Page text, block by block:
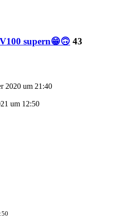
supern😁🙃 43
2020 um 21:40
um 12:50